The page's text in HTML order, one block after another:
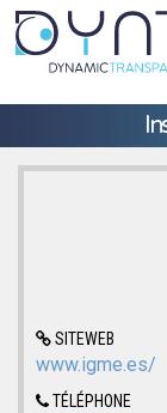
SITEWEB
www.igme.es/
TÉLÉPHONE